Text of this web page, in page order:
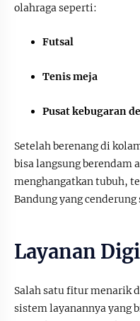
olahraga seperti:
Futsal
Tenis meja
Pusat kebugaran
Setelah berenang di
bisa langsung berendam
menghangatkan tubuh,
Bandung yang cenderung
Layanan
Salah satu fitur menarik
sistem layanannya yang